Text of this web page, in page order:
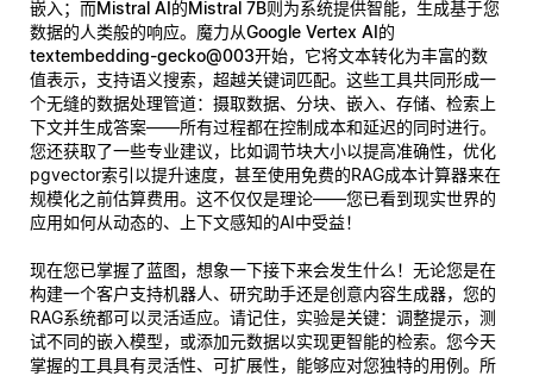
嵌入；而Mistral AI的Mistral 7B则为系统提供智能，生成基于您
数据的人类般的响应。魔力从Google Vertex AI的
textembedding-gecko@003开始，它将文本转化为丰富的数
值表示，支持语义搜索，超越关键词匹配。这些工具共同形成一
个无缝的数据处理管道：摄取数据、分块、嵌入、存储、检索上
下文并生成答案——所有过程都在控制成本和延迟的同时进行。
您还获取了一些专业建议，比如调节块大小以提高准确性，优化
pgvector索引以提升速度，甚至使用免费的RAG成本计算器来在
规模化之前估算费用。这不仅仅是理论——您已看到现实世界的
应用如何从动态的、上下文感知的AI中受益！
现在您已掌握了蓝图，想象一下接下来会发生什么！无论您是在
构建一个客户支持机器人、研究助手还是创意内容生成器，您的
RAG系统都可以灵活适应。请记住，实验是关键：调整提示，测
试不同的嵌入模型，或添加元数据以实现更智能的检索。您今天
掌握的工具具有灵活性、可扩展性，能够应对您独特的用例。所